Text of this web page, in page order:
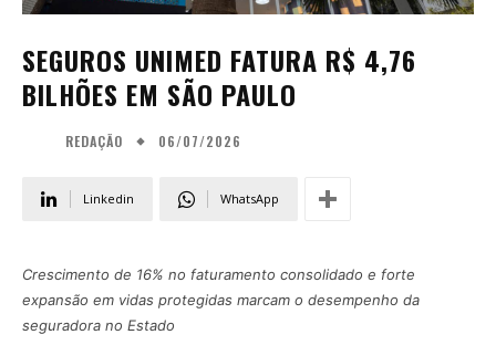
SEGUROS UNIMED FATURA R$ 4,76
BILHÕES EM SÃO PAULO
REDAÇÃO 06/07/2026
Linkedin WhatsApp
Crescimento de 16% no faturamento consolidado e forte
expansão em vidas protegidas marcam o desempenho da
seguradora no Estado